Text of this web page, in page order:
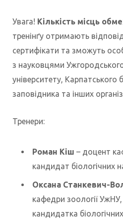
Увага! Кількість місць
тренінґу отримають
сертифікати та зможуть
з науковцями
університету, Карпатського
заповідника та інших
Тренери:
Роман Кіш – доцент
кандидат біологічних
Оксана Станкевич-
кафедри зоології УжНУ,
кандидатка